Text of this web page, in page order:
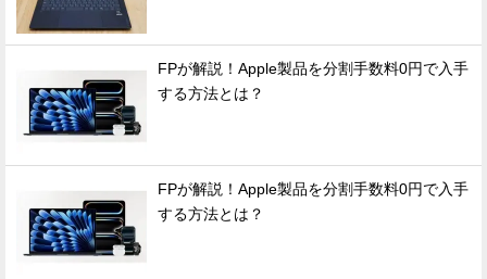
FPが解説！Apple製品を分割手数料0円で入手
する方法とは？
FPが解説！Apple製品を分割手数料0円で入手
する方法とは？